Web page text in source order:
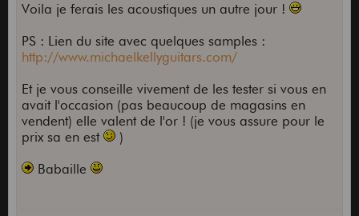
Voila je ferais les acoustiques un autre jour !
PS : Lien du site avec quelques samples :
http://www.michaelkellyguitars.com/
Et je vous conseille vivement de les tester si vous en
avait l'occasion (pas beaucoup de magasins en
vendent) elle valent de l'or ! (je vous assure pour le
prix sa en est
)
Babaille